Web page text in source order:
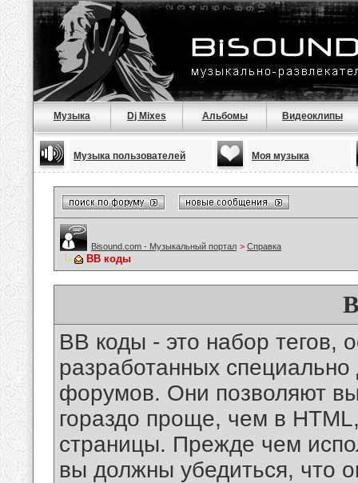
Музыка Dj Mixes Альбомы Видеоклипы
Музыка пользователей Моя музыка
Bisound.com - Музыкальный портал > Справка
BB коды
BB коды - это набор тегов,
разработанных
форумов. Они позволяют
гораздо проще, чем в
страницы. Прежде чем
вы должны убедиться, что